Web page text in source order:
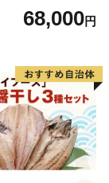
68,000円